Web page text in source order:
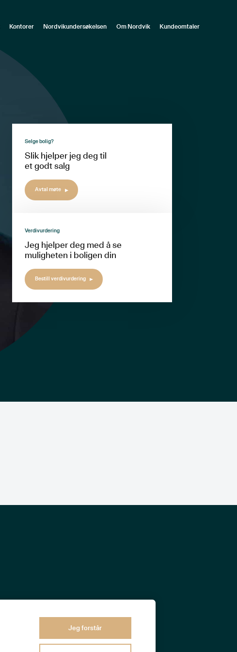
Kontorer Nordvikundersøkelsen Om Nordvik Kundeomtaler
Selge bolig?
Slik hjelper jeg deg til
et godt salg
Avtal møte
Verdivurdering
Jeg hjelper deg med å se
muligheten i boligen din
Bestill verdivurdering
Jeg forstår